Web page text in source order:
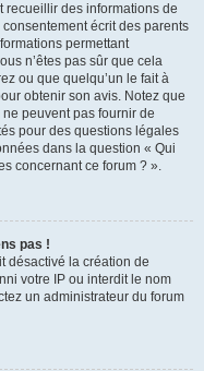
recueillir des informations de
écrit des parents
permettant
n’êtes pas sûr que cela
ou que quelqu’un le fait à
obtenir son avis. Notez que
peuvent pas fournir de
pour des questions légales
dans la question « Qui
concernant ce forum ? ».
pas !
désactivé la création de
votre IP ou interdit le nom
un administrateur du forum